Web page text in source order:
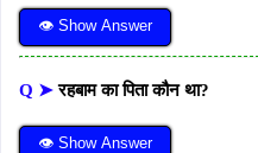
👁 Show Answer
Q ➤रहबाम का पिता कौन था?
👁 Show Answer